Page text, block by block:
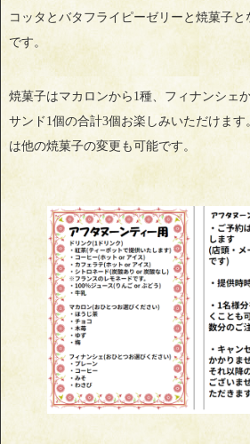
コッタとバタフライピーゼリーと焼菓子
です。
焼菓子はマカロンから1種、フィナンシェ
サンド1個の合計3個お楽しみいただけま
は他の焼菓子の変更も可能です。